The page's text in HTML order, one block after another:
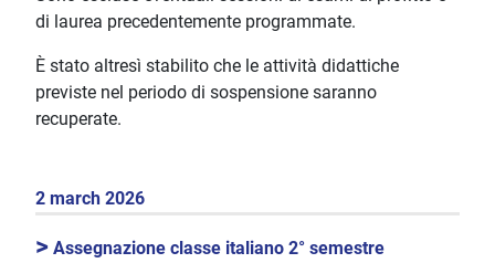
di laurea precedentemente programmate.
È stato altresì stabilito che le attività didattiche
previste nel periodo di sospensione saranno
recuperate.
2 march 2026
> Assegnazione classe italiano 2° semestre